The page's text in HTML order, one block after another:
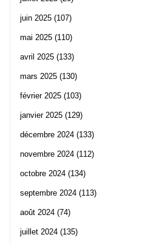
juin 2025 (107)
mai 2025 (110)
avril 2025 (133)
mars 2025 (130)
février 2025 (103)
janvier 2025 (129)
décembre 2024 (133)
novembre 2024 (112)
octobre 2024 (134)
septembre 2024 (113)
août 2024 (74)
juillet 2024 (135)